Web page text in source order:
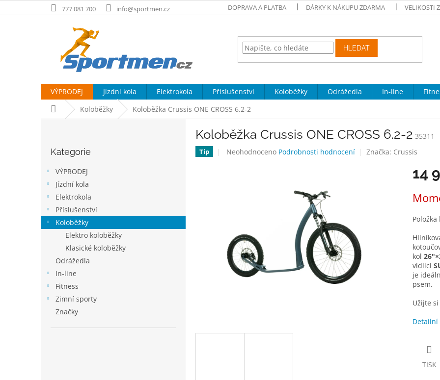
na
777 081 700 info@sportmen.cz DOPRAVA A PLATBA DÁRKY K NÁKUPU ZDARMA VELIKOSTI
HLEDAT
VÝPRODEJ Jízdní kola Elektrokola Příslušenství Koloběžky Odrážedla In-line
Domů Koloběžky Koloběžka Crussis ONE CROSS 6.2-2
a
kategorie
Kategorie
VÝPRODEJ
Jízdní kola
Elektrokola
Příslušenství
Koloběžky
Elektro koloběžky
Klasické koloběžky
Odrážedla
In-line
Fitness
Zimní sporty
Značky
Koloběžka Crussis ONE CROSS 6.2-2 35311
Tip
Průměrné
Neohodnoceno Podrobnosti hodnocení Značka: Crussis
14
cena:
kol
vidlici
je
psem.
Užijte
TISK